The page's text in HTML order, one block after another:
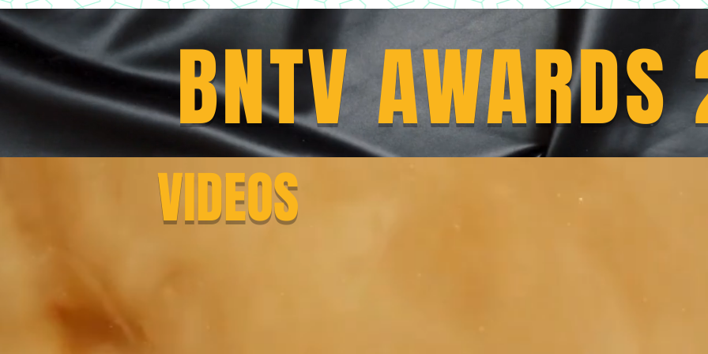
https://www.youtube.com/playlist?list=PLLRD9WuIGDoJ8BdcMlU6l5NqfU9VdiCLV
BNTV
VIDEOS